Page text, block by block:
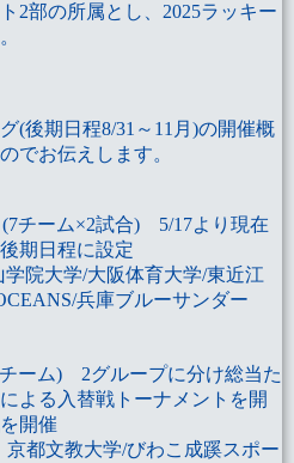
2部の所属とし、2025ラッキー
(後期日程8/31～11月)の開催概
でお伝えします。
チーム×2試合) 5/17より現在
期日程に設定
学院大学/大阪体育大学/東近江
兵庫ブルーサンダー
ーム) 2グループに分け総当た
よる入替戦トーナメントを開
開催
都文教大学/びわこ成蹊スポー